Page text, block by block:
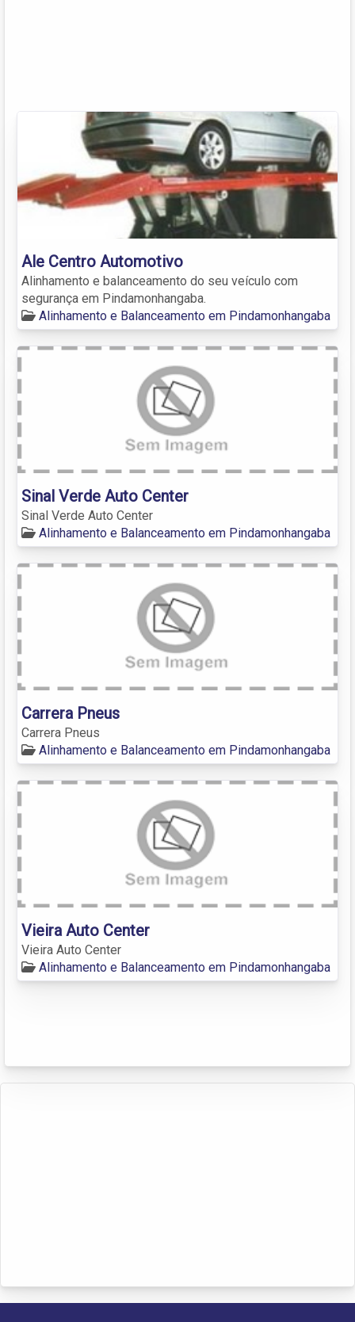
Ale Centro Automotivo
Alinhamento e balanceamento do seu veículo com
segurança em Pindamonhangaba.
Alinhamento e Balanceamento em Pindamonhangaba
Sinal Verde Auto Center
Sinal Verde Auto Center
Alinhamento e Balanceamento em Pindamonhangaba
Carrera Pneus
Carrera Pneus
Alinhamento e Balanceamento em Pindamonhangaba
Vieira Auto Center
Vieira Auto Center
Alinhamento e Balanceamento em Pindamonhangaba